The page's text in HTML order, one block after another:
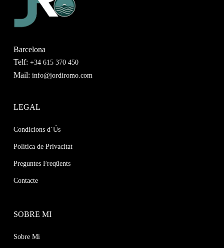
Barcelona
Telf: +34 615 370 450
Mail: info@jordiromo.com
LEGAL
Condicions d’Ús
Política de Privacitat
Preguntes Freqüents
Contacte
SOBRE MI
Sobre Mi